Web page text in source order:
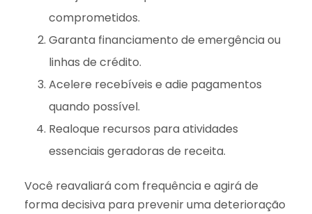
comprometidos.
Garanta financiamento de emergência ou
linhas de crédito.
Acelere recebíveis e adie pagamentos
quando possível.
Realoque recursos para atividades
essenciais geradoras de receita.
Você reavaliará com frequência e agirá de
forma decisiva para prevenir uma deterioração